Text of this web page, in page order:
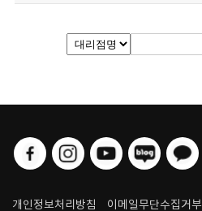
개인정보처리방침 이메일무단수집거부